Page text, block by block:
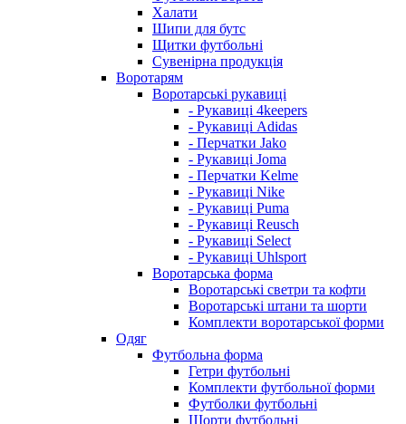
Халати
Шипи для бутс
Щитки футбольні
Сувенірна продукція
Воротарям
Воротарські рукавиці
- Рукавиці 4keepers
- Рукавиці Adidas
- Перчатки Jako
- Рукавиці Joma
- Перчатки Kelme
- Рукавиці Nike
- Рукавиці Puma
- Рукавиці Reusch
- Рукавиці Select
- Рукавиці Uhlsport
Воротарська форма
Воротарські светри та кофти
Воротарські штани та шорти
Комплекти воротарської форми
Одяг
Футбольна форма
Гетри футбольні
Комплекти футбольної форми
Футболки футбольні
Шорти футбольні